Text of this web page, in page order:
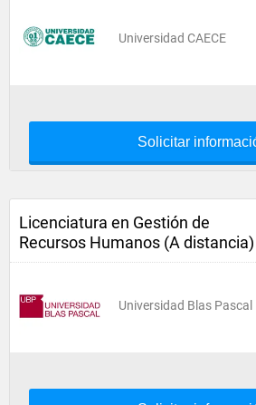
Universidad CAECE
Solicitar
Licenciatura en Gestión de
Recursos Humanos (A distancia)
Universidad Blas Pascal